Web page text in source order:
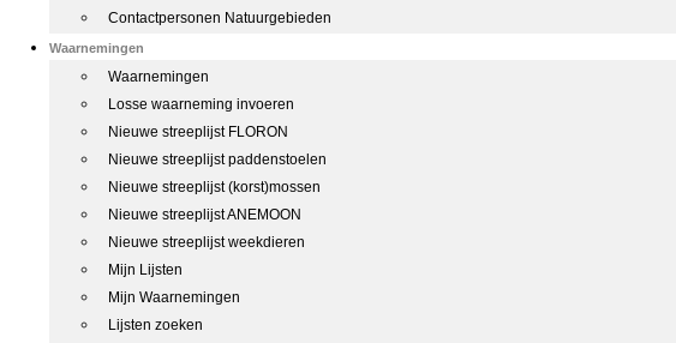
Contactpersonen Natuurgebieden
Waarnemingen
Waarnemingen
Losse waarneming invoeren
Nieuwe streeplijst FLORON
Nieuwe streeplijst paddenstoelen
Nieuwe streeplijst (korst)mossen
Nieuwe streeplijst ANEMOON
Nieuwe streeplijst weekdieren
Mijn Lijsten
Mijn Waarnemingen
Lijsten zoeken